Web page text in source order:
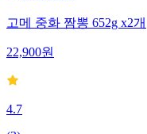
고메 중화 짬뽕 652g x2개
22,900원
4.7